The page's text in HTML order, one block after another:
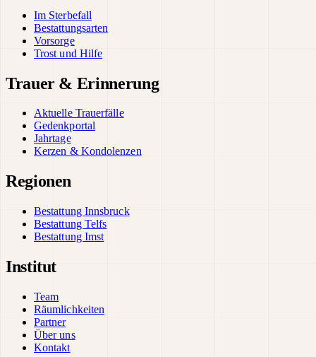
Im Sterbefall
Bestattungsarten
Vorsorge
Trost und Hilfe
Trauer & Erinnerung
Aktuelle Trauerfälle
Gedenkportal
Jahrtage
Kerzen & Kondolenzen
Regionen
Bestattung Innsbruck
Bestattung Telfs
Bestattung Imst
Institut
Team
Räumlichkeiten
Partner
Über uns
Kontakt